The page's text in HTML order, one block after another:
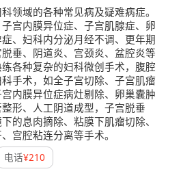
领域的各种常见病及疑难病症。
宫内膜异位症、子宫肌腺症、卵
、妇科内分泌月经不调、更年期
垂、阴道炎、宫颈炎、盆腔炎等
各种复杂的妇科微创手术，腹腔
手术，如全子宫切除、子宫肌瘤
内膜异位症病灶剔除、卵巢囊肿
形、人工阴道成型，子宫脱垂
的息肉摘除、粘膜下肌瘤切除、
宫腔粘连分离等手术。
电话¥210